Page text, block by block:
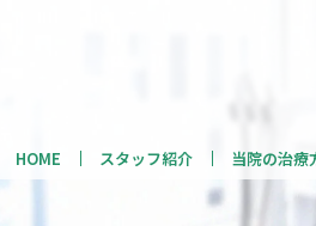
HOME スタッフ紹介 当院の治療